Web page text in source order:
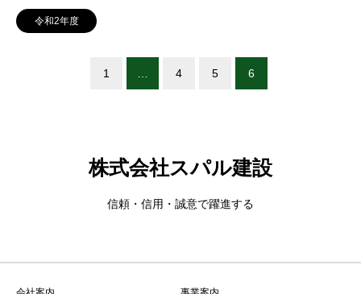
令和2年度
1 4 5 6
株式会社スパル建設
信頼・信用・誠意で躍進する